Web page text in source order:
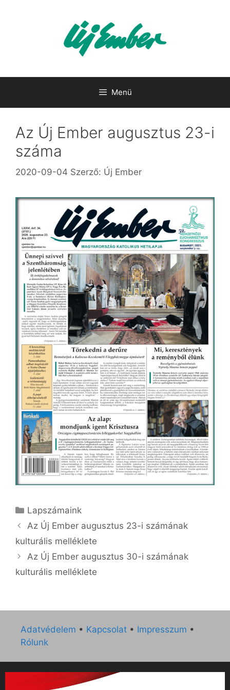
Menü
Az Új Ember augusztus 23-i
száma
2020-09-04 Szerző: Új Ember
Kategória
Lapszámaink
Az Új Ember augusztus 23-i számának
kulturális melléklete
Az Új Ember augusztus 30-i számának
kulturális melléklete
Adatvédelem • Kapcsolat • Impresszum •
Rólunk